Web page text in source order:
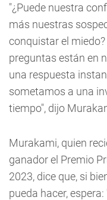
"¿Puede nuestra
más nuestras
conquistar el
preguntas están en
una respuesta
sometamos a una
tiempo", dijo
Murakami, quien
ganador el Premio
2023, dice que, si
pueda hacer,